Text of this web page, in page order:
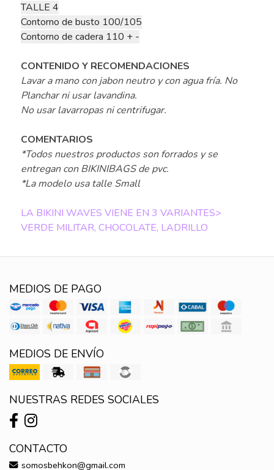
TALLE 4
Contorno de busto 100/105
Contorno de cadera 110 + -
CONTENIDO Y RECOMENDACIONES
Lavar a mano con jabon neutro y con agua fría. No
Planchar ni usar lavandina.
No usar lavarropas ni centrifugar.
COMENTARIOS
*Todos nuestros productos son forrados y se
entregan con BIKINIBAGS de pvc.
*La modelo usa talle Small
LA BIKINI WAVES VIENE EN 3 VARIANTES>
VERDE MILITAR, CHOCOLATE, LADRILLO
MEDIOS DE PAGO
MEDIOS DE ENVÍO
NUESTRAS REDES SOCIALES
CONTACTO
somosbehkon@gmail.com